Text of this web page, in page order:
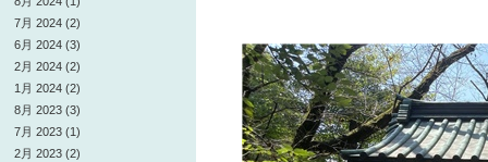
7月 2024 (2)
6月 2024 (3)
2月 2024 (2)
1月 2024 (2)
8月 2023 (3)
7月 2023 (1)
2月 2023 (2)